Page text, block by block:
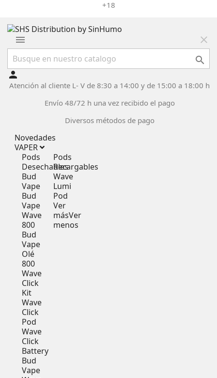
+18
menu
close

person
Atención al cliente L- V de 8:30 a 14:00 y de 15:00 a 18:00 h
Envío 48/72 h una vez recibido el pago
Diversos métodos de pago
Novedades
VAPER
Pods
Desechables
Bud
Vape
Bud
Vape
Wave
800
Bud
Vape
Olé
800
Wave
Click
Kit
Wave
Click
Pod
Wave
Click
Battery
Bud
Vape
Pods
Recargables
Wave
Lumi
Pod
Ver
másVer
menos